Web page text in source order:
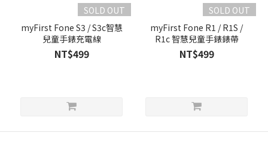
SOLD OUT
myFirst Fone S3 / S3c智慧
兒童手錶充電線
NT$499
SOLD OUT
myFirst Fone R1 / R1S /
R1c 智慧兒童手錶錶帶
NT$499